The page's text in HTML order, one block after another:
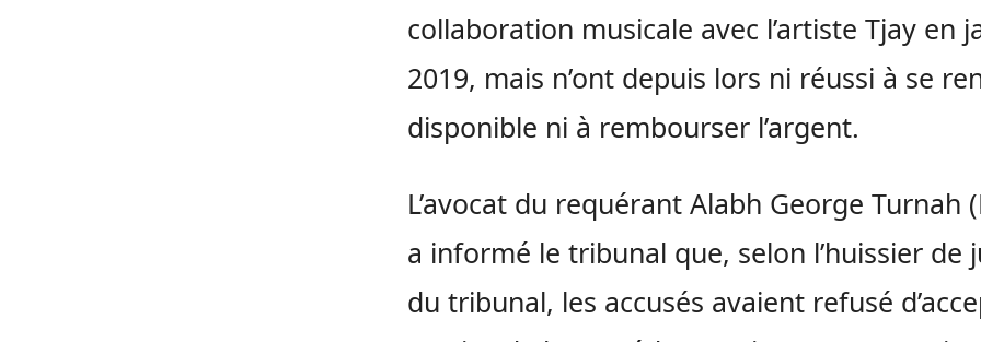
collaboration musicale avec l’artiste Tjay en
2019, mais n’ont depuis lors ni réussi à se
disponible ni à rembourser l’argent.
L’avocat du requérant Alabh George Turnah
a informé le tribunal que, selon l’huissier de
du tribunal, les accusés avaient refusé